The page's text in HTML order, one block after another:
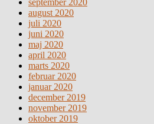
august 2020
juli 2020
juni 2020
maj 2020
april 2020
marts 2020
februar 2020
januar 2020
december 2019
november 2019
oktober 2019